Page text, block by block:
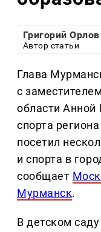
Григорий Орлов
Автор статьи
Глава
с
области Анной
спорта
посетил
и спорта в
сообщает
Мурманск.
В детском